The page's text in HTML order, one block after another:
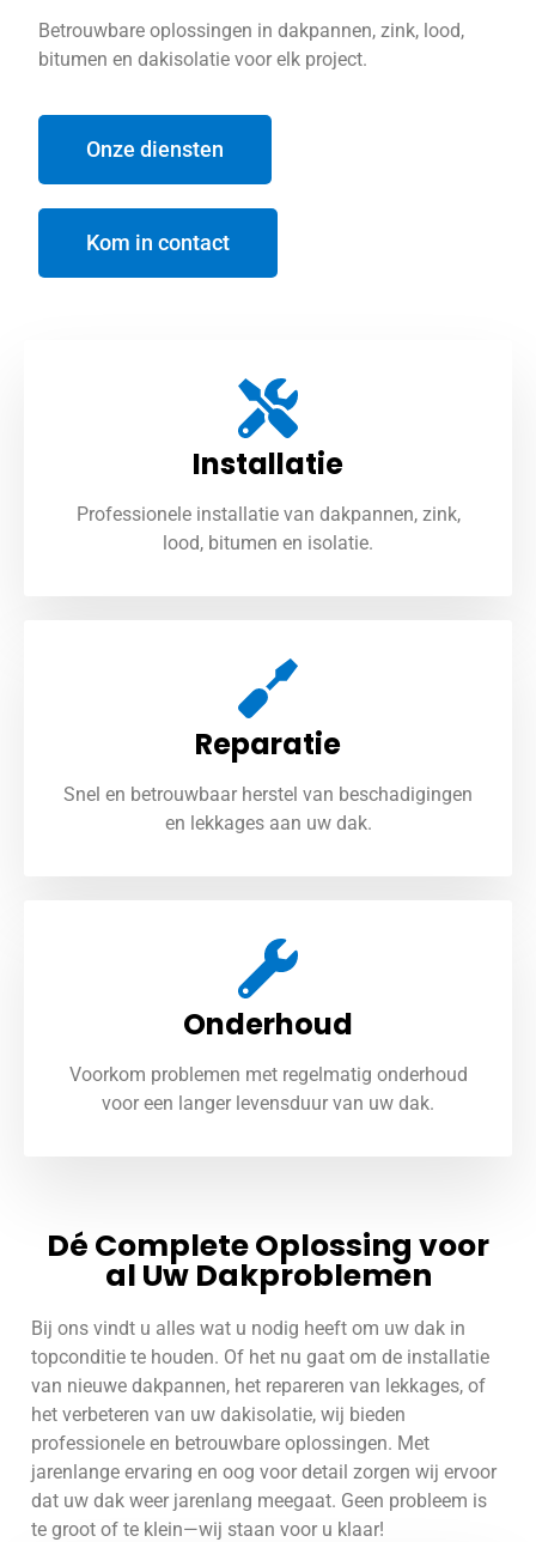
Betrouwbare oplossingen in dakpannen, zink, lood,
bitumen en dakisolatie voor elk project.
Onze diensten
Kom in contact
Installatie
Professionele installatie van dakpannen, zink,
lood, bitumen en isolatie.
Reparatie
Snel en betrouwbaar herstel van beschadigingen
en lekkages aan uw dak.
Onderhoud
Voorkom problemen met regelmatig onderhoud
voor een langer levensduur van uw dak.
Dé Complete Oplossing voor
al Uw Dakproblemen
Bij ons vindt u alles wat u nodig heeft om uw dak in
topconditie te houden. Of het nu gaat om de installatie
van nieuwe dakpannen, het repareren van lekkages, of
het verbeteren van uw dakisolatie, wij bieden
professionele en betrouwbare oplossingen. Met
jarenlange ervaring en oog voor detail zorgen wij ervoor
dat uw dak weer jarenlang meegaat. Geen probleem is
te groot of te klein—wij staan voor u klaar!